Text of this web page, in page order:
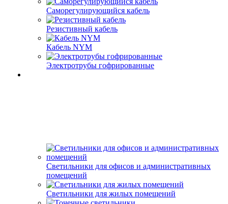
Саморегулирующийся кабель
Резистивный кабель
Кабель NYM
Электротрубы гофрированные
Светильники для офисов и административных
помещений
Светильники для жилых помещений